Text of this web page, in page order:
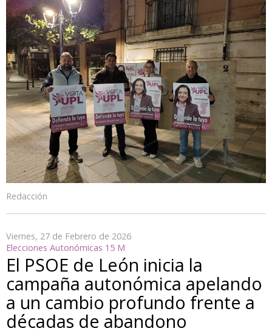
Redacción
Viernes, 27 de Febrero de 2026
Elecciones Autonómicas 15 M
El PSOE de León inicia la
campaña autonómica apelando
a un cambio profundo frente a
décadas de abandono